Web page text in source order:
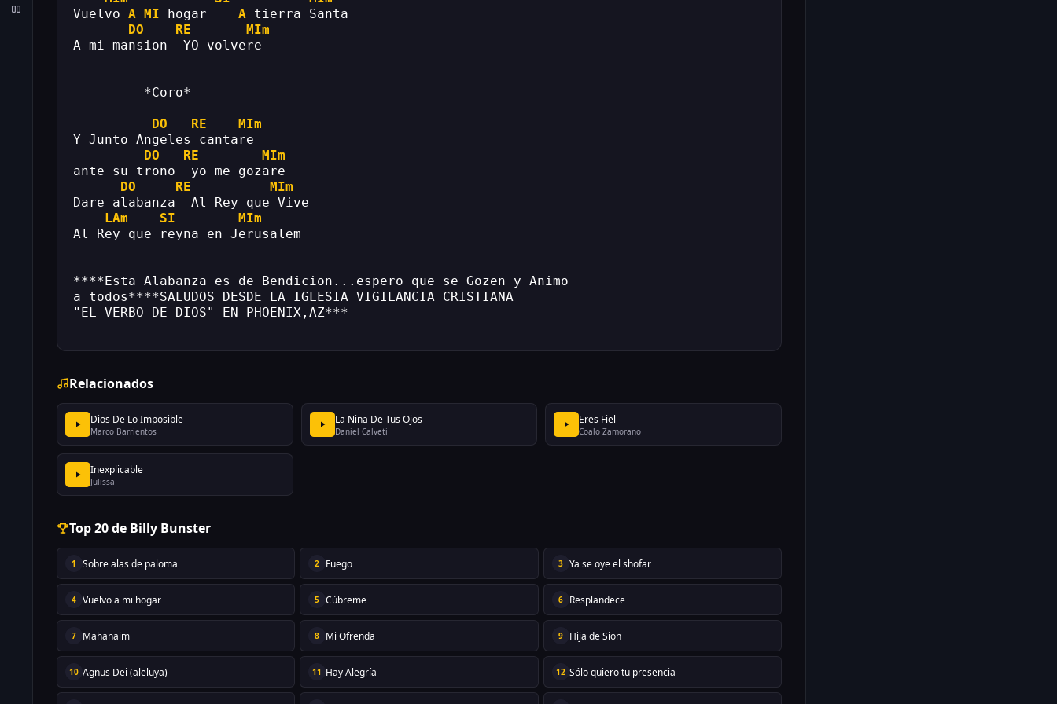
Vuelvo A MI hogar A tierra Santa
DO
RE
MIm
A mi mansion  YO volvere
*Coro*
DO RE
MIm
Y Junto Angeles cantare
DO
RE
MIm
ante su trono  yo me gozare
DO
RE
MIm
Dare alabanza  Al Rey que Vive
LAm
SI
MIm
Al Rey que reyna en Jerusalem
****Esta Alabanza es de Bendicion...espero que se Gozen y Animo
a todos****SALUDOS DESDE LA IGLESIA VIGILANCIA CRISTIANA
"EL VERBO DE DIOS" EN PHOENIX,AZ***
Relacionados
Dios De Lo Imposible
Marco Barrientos
La Nina De Tus Ojos
Daniel Calveti
Eres Fiel
Coalo Zamorano
Inexplicable
Julissa
Top 20 de Billy Bunster
1 Sobre alas de paloma 2 Fuego 3 Ya se oye el shofar
4 Vuelvo a mi hogar 5 Cúbreme 6 Resplandece
7 Mahanaim 8 Mi Ofrenda 9 Hija de Sion
10 Agnus Dei (aleluya) 11 Hay Alegría 12 Sólo quiero tu presencia